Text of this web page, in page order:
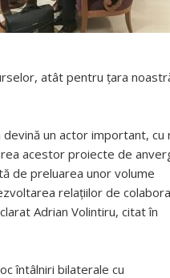
atât pentru ţara
un actor important, cu
acestor proiecte de
de preluarea unor volume
relaţiilor de
Adrian Volintiru, citat în
întâlniri bilaterale cu